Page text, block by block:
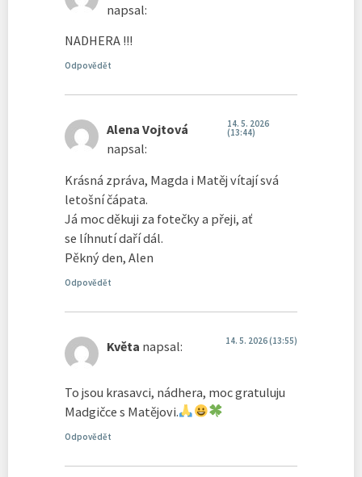
napsal:
NADHERA !!!
Odpovědět
Alena Vojtová
napsal:
14. 5. 2026
(13:44)
Krásná zpráva, Magda i Matěj vítají svá
letošní čápata.
Já moc děkuji za fotečky a přeji, ať
se líhnutí daří dál.
Pěkný den, Alen
Odpovědět
Květa napsal: 14. 5. 2026 (13:55)
To jsou krasavci, nádhera, moc gratuluju
Madgičce s Matějovi.
Odpovědět